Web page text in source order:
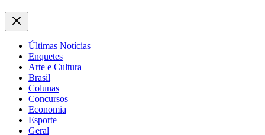
Últimas Notícias
Enquetes
Arte e Cultura
Brasil
Colunas
Concursos
Economia
Esporte
Geral